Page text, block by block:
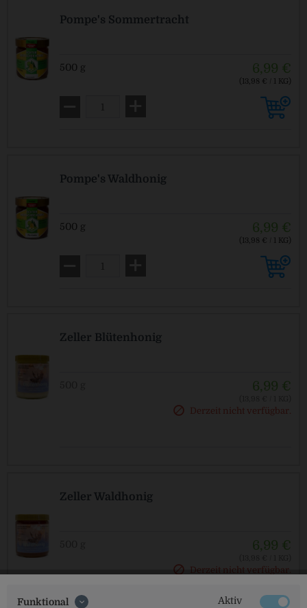
Pompe's Sommertracht
500 g 6,99 €
(13,98 € / 1 KG)
Pompe's Waldhonig
500 g 6,99 €
(13,98 € / 1 KG)
Zeller Blütenhonig
6,99 €
Derzeit nicht verfügbar.
Zeller Waldhonig
6,99 €
Derzeit nicht verfügbar.
Funktional Aktiv